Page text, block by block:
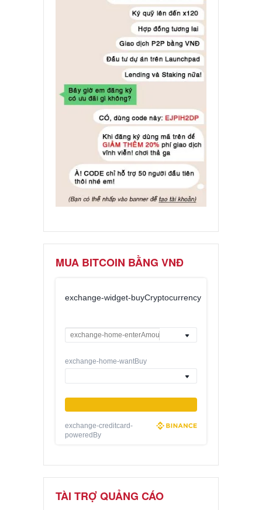
MUA BITCOIN BẰNG VNĐ
exchange-widget-buyCryptocurrency
exchange-home-wantBuy
exchange-creditcard-
poweredBy
TÀI TRỢ QUẢNG CÁO